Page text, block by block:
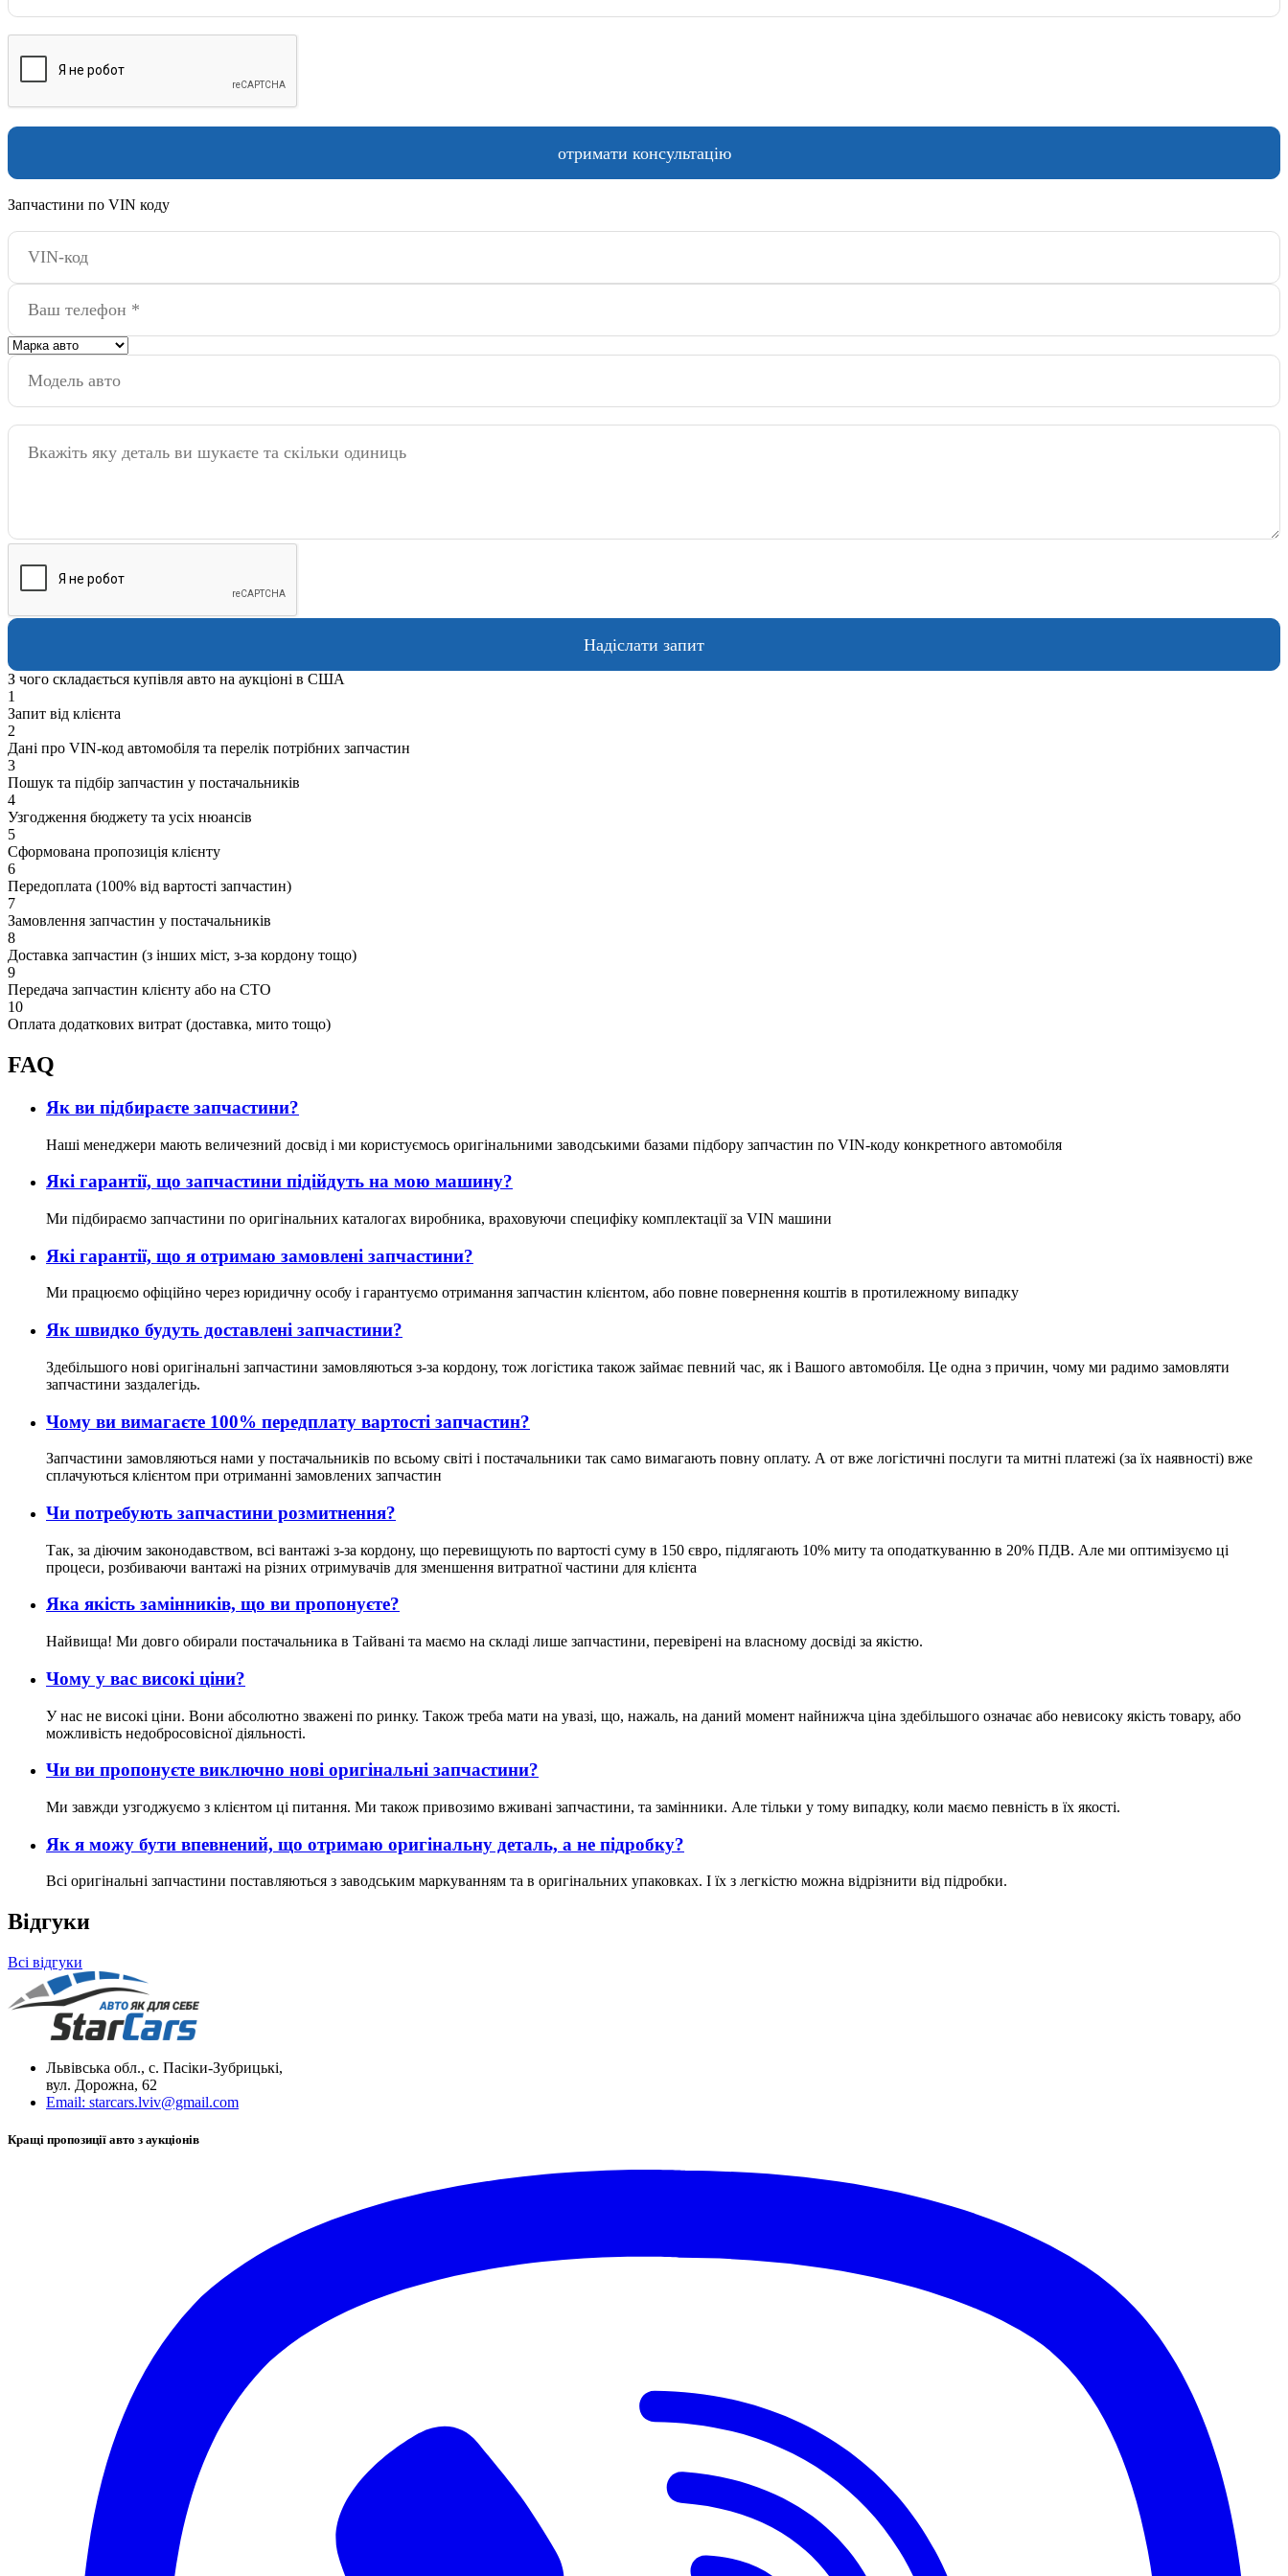
Запчастини по VIN коду
З чого складається купівля авто на аукціоні в США
1
Запит від клієнта
2
Дані про VIN-код автомобіля та перелік потрібних запчастин
3
Пошук та підбір запчастин у постачальників
4
Узгодження бюджету та усіх нюансів
5
Сформована пропозиція клієнту
6
Передоплата (100% від вартості запчастин)
7
Замовлення запчастин у постачальників
8
Доставка запчастин (з інших міст, з-за кордону тощо)
9
Передача запчастин клієнту або на СТО
10
Оплата додаткових витрат (доставка, мито тощо)
FAQ
Як ви підбираєте запчастини?
Наші менеджери мають величезний досвід і ми користуємось оригінальними заводськими базами підбору запчастин по VIN-коду конкретного автомобіля
Які гарантії, що запчастини підійдуть на мою машину?
Ми підбираємо запчастини по оригінальних каталогах виробника, враховуючи специфіку комплектації за VIN машини
Які гарантії, що я отримаю замовлені запчастини?
Ми працюємо офіційно через юридичну особу і гарантуємо отримання запчастин клієнтом, або повне повернення коштів в протилежному випадку
Як швидко будуть доставлені запчастини?
Здебільшого нові оригінальні запчастини замовляються з-за кордону, тож логістика також займає певний час, як і Вашого автомобіля. Це одна з причин, чому ми радимо замовляти
запчастини заздалегідь.
Чому ви вимагаєте 100% передплату вартості запчастин?
Запчастини замовляються нами у постачальників по всьому світі і постачальники так само вимагають повну оплату. А от вже логістичні послуги та митні платежі (за їх наявності) вже
сплачуються клієнтом при отриманні замовлених запчастин
Чи потребують запчастини розмитнення?
Так, за діючим законодавством, всі вантажі з-за кордону, що перевищують по вартості суму в 150 євро, підлягають 10% миту та оподаткуванню в 20% ПДВ. Але ми оптимізуємо ці
процеси, розбиваючи вантажі на різних отримувачів для зменшення витратної частини для клієнта
Яка якість замінників, що ви пропонуєте?
Найвища! Ми довго обирали постачальника в Тайвані та маємо на складі лише запчастини, перевірені на власному досвіді за якістю.
Чому у вас високі ціни?
У нас не високі ціни. Вони абсолютно зважені по ринку. Також треба мати на увазі, що, нажаль, на даний момент найнижча ціна здебільшого означає або невисоку якість товару, або
можливість недобросовісної діяльності.
Чи ви пропонуєте виключно нові оригінальні запчастини?
Ми завжди узгоджуємо з клієнтом ці питання. Ми також привозимо вживані запчастини, та замінники. Але тільки у тому випадку, коли маємо певність в їх якості.
Як я можу бути впевнений, що отримаю оригінальну деталь, а не підробку?
Всі оригінальні запчастини поставляються з заводським маркуванням та в оригінальних упаковках. І їх з легкістю можна відрізнити від підробки.
Відгуки
Всі відгуки
Львівська обл., с. Пасіки-Зубрицькі,
вул. Дорожна, 62
Email: starcars.lviv@gmail.com
Кращі пропозиції авто з аукціонів